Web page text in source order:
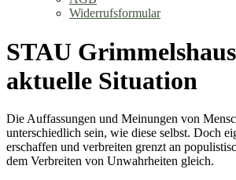
Widerrufsformular
STAU
aktuelle Situation
Die Auffassungen und Meinungen von
unterschiedlich sein, wie diese selbst. Doch
erschaffen und verbreiten grenzt an
dem Verbreiten von Unwahrheiten gleich.